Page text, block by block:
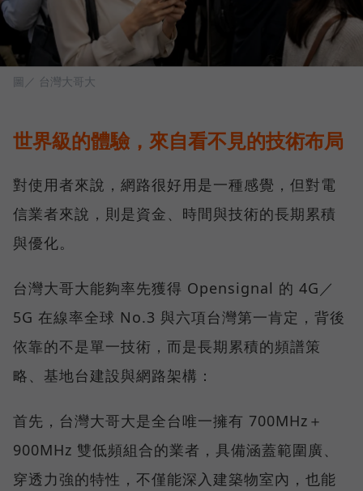
圖／ 台灣大哥大
世界級的體驗，來自看不見的技術布局
對使用者來說，網路很好用是一種感覺，但對電
信業者來說，則是資金、時間與技術的長期累積
與優化。
台灣大哥大能夠率先獲得 Opensignal 的 4G／
5G 在線率全球 No.3 與六項台灣第一肯定，背後
依靠的不是單一技術，而是長期累積的頻譜策
略、基地台建設與網路架構：
首先，台灣大哥大是全台唯一擁有 700MHz＋
900MHz 雙低頻組合的業者，具備涵蓋範圍廣、
穿透力強的特性，不僅能深入建築物室內，也能